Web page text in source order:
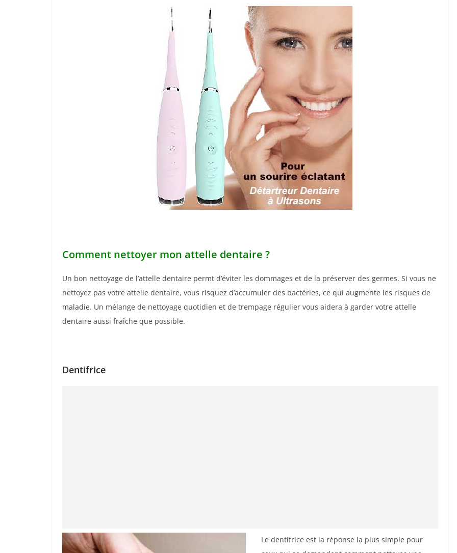
Comment nettoyer mon attelle dentaire ?
Un bon nettoyage de l’attelle dentaire permt d’éviter les dommages et de la préserver des germes. Si vous ne
nettoyez pas votre attelle dentaire, vous risquez d’accumuler des bactéries, ce qui augmente les risques de
maladie. Un mélange de nettoyage quotidien et de trempage régulier vous aidera à garder votre attelle
dentaire aussi fraîche que possible.
Dentifrice
Le dentifrice est la réponse la plus simple pour